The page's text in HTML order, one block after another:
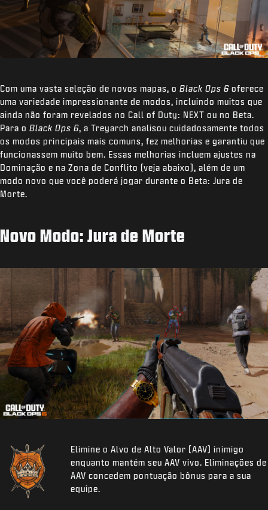
Com uma vasta seleção de novos mapas, o Black Ops 6 oferece
uma variedade impressionante de modos, incluindo muitos que
ainda não foram revelados no Call of Duty: NEXT ou no Beta.
Para o Black Ops 6, a Treyarch analisou cuidadosamente todos
os modos principais mais comuns, fez melhorias e garantiu que
funcionassem muito bem. Essas melhorias incluem ajustes na
Dominação e na Zona de Conflito (veja abaixo), além de um
modo novo que você poderá jogar durante o Beta: Jura de
Morte.
Novo Modo: Jura de Morte
Elimine o Alvo de Alto Valor (AAV) inimigo
enquanto mantém seu AAV vivo. Eliminações de
AAV concedem pontuação bônus para a sua
equipe.